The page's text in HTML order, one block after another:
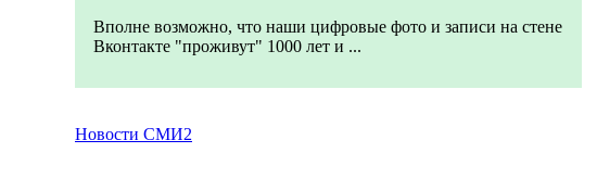
Вполне возможно, что наши цифровые фото и записи на стене
Вконтакте "проживут" 1000 лет и ...
Новости СМИ2